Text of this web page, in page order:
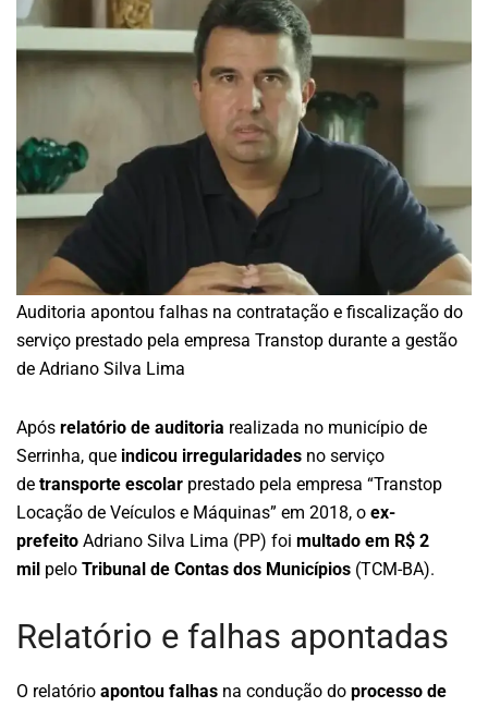
Auditoria apontou falhas na contratação e fiscalização do
serviço prestado pela empresa Transtop durante a gestão
de Adriano Silva Lima
Após relatório de auditoria realizada no município de
Serrinha, que indicou irregularidades no serviço
de transporte escolar prestado pela empresa “Transtop
Locação de Veículos e Máquinas” em 2018, o ex-
prefeito Adriano Silva Lima (PP) foi multado em R$ 2
mil pelo Tribunal de Contas dos Municípios (TCM-BA).
Relatório e falhas apontadas
O relatório apontou falhas na condução do processo de